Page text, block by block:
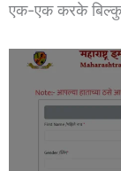
एक-एक करके